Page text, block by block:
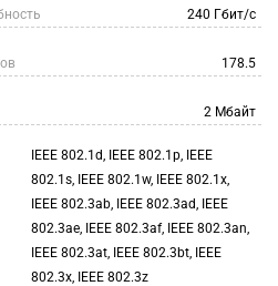
240 Гбит/с
178.5
2 Мбайт
IEEE 802.1d, IEEE 802.1p, IEEE
802.1s, IEEE 802.1w, IEEE 802.1x,
IEEE 802.3ab, IEEE 802.3ad, IEEE
802.3ae, IEEE 802.3af, IEEE 802.3an,
IEEE 802.3at, IEEE 802.3bt, IEEE
802.3x, IEEE 802.3z